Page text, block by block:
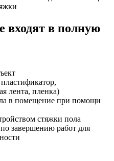
входят в полную
лента, пленка)
в помещение при помощи
стяжки пола
завершению работ для